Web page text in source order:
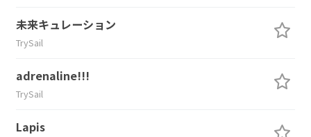
未来キュレーション
TrySail
adrenaline!!!
TrySail
Lapis